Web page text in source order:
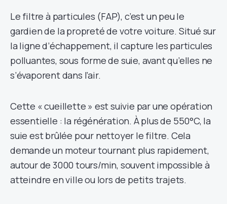
Le filtre à particules (FAP), c’est un peu le
gardien de la propreté de votre voiture. Situé sur
la ligne d’échappement, il capture les particules
polluantes, sous forme de suie, avant qu’elles ne
s’évaporent dans l’air.
Cette « cueillette » est suivie par une opération
essentielle : la régénération. À plus de 550°C, la
suie est brûlée pour nettoyer le filtre. Cela
demande un moteur tournant plus rapidement,
autour de 3000 tours/min, souvent impossible à
atteindre en ville ou lors de petits trajets.